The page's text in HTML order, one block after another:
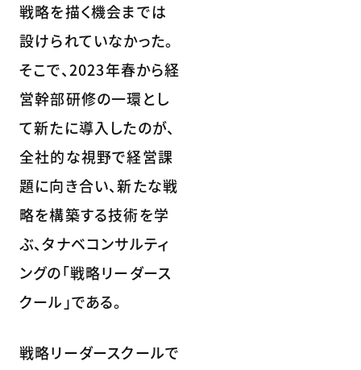
戦略を描く機会までは
設けられていなかった。
そこで、2023年春から経
営幹部研修の一環とし
て新たに導入したのが、
全社的な視野で経営課
題に向き合い、新たな戦
略を構築する技術を学
ぶ、タナベコンサルティ
ングの「戦略リーダース
クール」である。
戦略リーダースクールで